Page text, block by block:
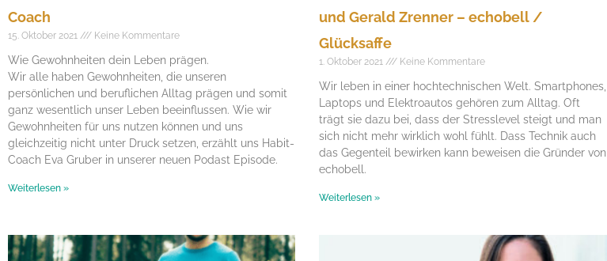
Coach
15. Oktober 2021 Keine Kommentare
Wie Gewohnheiten dein Leben prägen.
Wir alle haben Gewohnheiten, die unseren
persönlichen und beruflichen Alltag prägen und somit
ganz wesentlich unser Leben beeinflussen. Wie wir
Gewohnheiten für uns nutzen können und uns
gleichzeitig nicht unter Druck setzen, erzählt uns Habit-
Coach Eva Gruber in unserer neuen Podast Episode.
Weiterlesen »
und Gerald Zrenner – echobell /
Glücksaffe
1. Oktober 2021 Keine Kommentare
Wir leben in einer hochtechnischen Welt. Smartphones,
Laptops und Elektroautos gehören zum Alltag. Oft
trägt sie dazu bei, dass der Stresslevel steigt und man
sich nicht mehr wirklich wohl fühlt. Dass Technik auch
das Gegenteil bewirken kann beweisen die Gründer von
echobell.
Weiterlesen »